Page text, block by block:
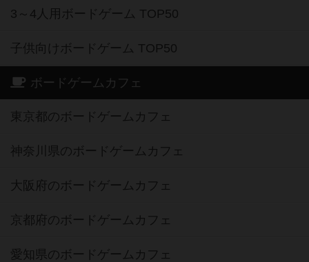
3～4人用ボードゲーム TOP50
子供向けボードゲーム TOP50
ボードゲームカフェ
東京都のボードゲームカフェ
神奈川県のボードゲームカフェ
大阪府のボードゲームカフェ
京都府のボードゲームカフェ
愛知県のボードゲームカフェ